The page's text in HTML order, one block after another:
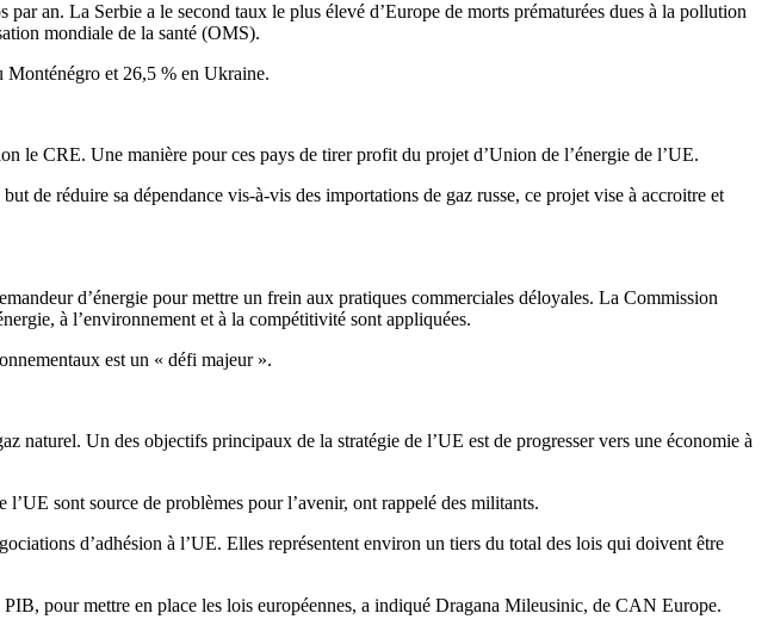
an. La Serbie a le second taux le plus élevé d’Europe de morts prématurées dues à la pollution
mondiale de la santé (OMS).
Monténégro et 26,5 % en Ukraine.
le CRE. Une manière pour ces pays de tirer profit du projet d’Union de l’énergie de l’UE.
de réduire sa dépendance vis-à-vis des importations de gaz russe, ce projet vise à accroitre et
d’énergie pour mettre un frein aux pratiques commerciales déloyales. La Commission
à l’environnement et à la compétitivité sont appliquées.
est un « défi majeur ».
naturel. Un des objectifs principaux de la stratégie de l’UE est de progresser vers une économie à
sont source de problèmes pour l’avenir, ont rappelé des militants.
d’adhésion à l’UE. Elles représentent environ un tiers du total des lois qui doivent être
pour mettre en place les lois européennes, a indiqué Dragana Mileusinic, de CAN Europe.